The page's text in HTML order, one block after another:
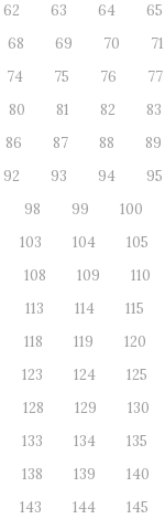
62 63 64 65
68 69 70 71
74 75 76 77
80 81 82 83
86 87 88 89
92 93 94 95
98 99 100
103 104 105
108 109 110
113 114 115
118 119 120
123 124 125
128 129 130
133 134 135
138 139 140
143 144 145